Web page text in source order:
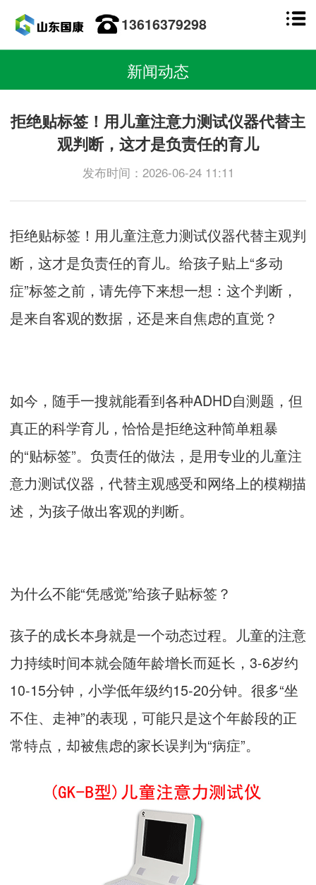
13616379298
新闻动态
拒绝贴标签！用儿童注意力测试仪器代替主
观判断，这才是负责任的育儿
发布时间：2026-06-24 11:11
拒绝贴标签！用儿童注意力测试仪器代替主观判
断，这才是负责任的育儿。给孩子贴上“多动
症”标签之前，请先停下来想一想：这个判断，
是来自客观的数据，还是来自焦虑的直觉？
如今，随手一搜就能看到各种ADHD自测题，但
真正的科学育儿，恰恰是拒绝这种简单粗暴
的“贴标签”。负责任的做法，是用专业的儿童注
意力测试仪器，代替主观感受和网络上的模糊描
述，为孩子做出客观的判断。
为什么不能“凭感觉”给孩子贴标签？
孩子的成长本身就是一个动态过程。儿童的注意
力持续时间本就会随年龄增长而延长，3-6岁约
10-15分钟，小学低年级约15-20分钟。很多“坐
不住、走神”的表现，可能只是这个年龄段的正
常特点，却被焦虑的家长误判为“病症”。